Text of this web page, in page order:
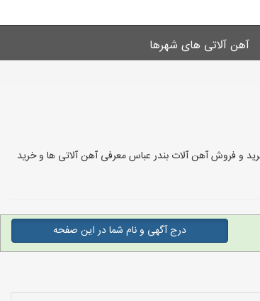
آهن آلاتی های شهرها
و فروش آهن آلات بندر عباس معرفی آهن آلاتی ها و خرید
درج آگهی و نام شما در این صفحه